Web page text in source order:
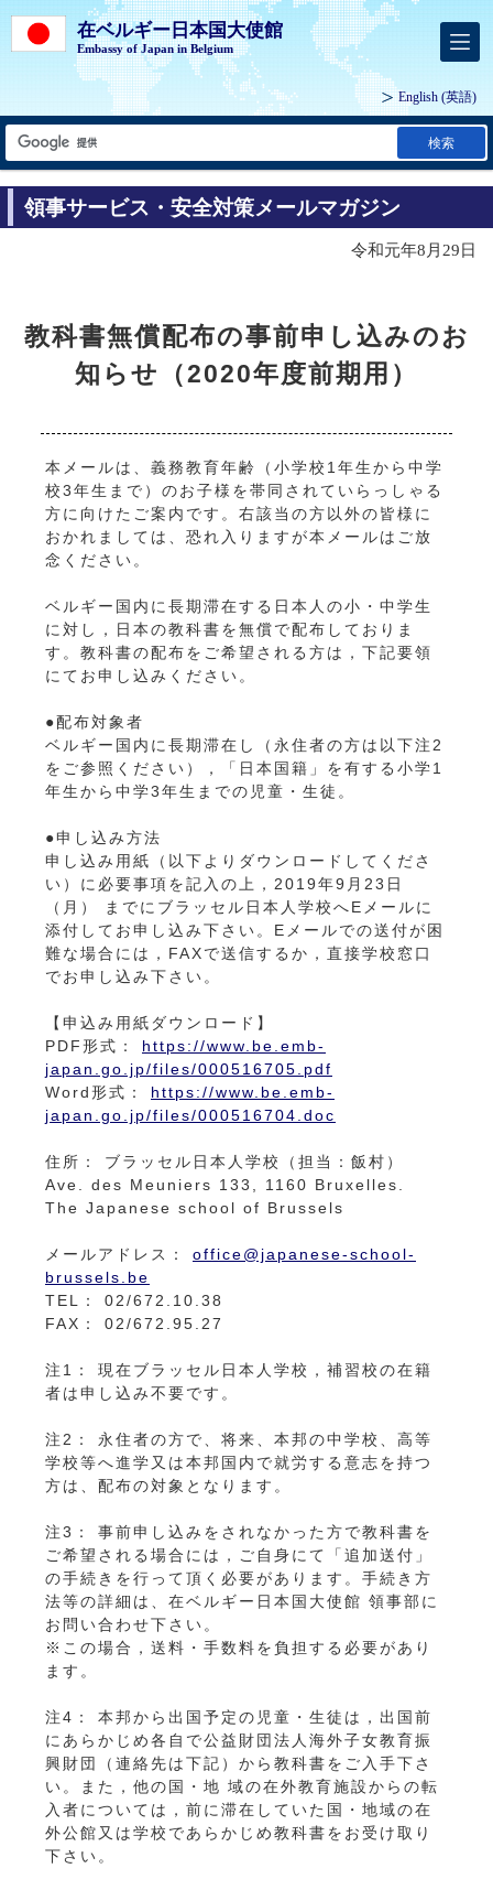
在ベルギー日本国大使館
Embassy of Japan in Belgium
English (英語)
検索
領事サービス・安全対策メールマガジン
令和元年8月29日
教科書無償配布の事前申し込みのお
知らせ（2020年度前期用）
本メールは、義務教育年齢（小学校1年生から中学
校3年生まで）のお子様を帯同されていらっしゃる
方に向けたご案内です。右該当の方以外の皆様に
おかれましては、恐れ入りますが本メールはご放
念ください。
ベルギー国内に長期滞在する日本人の小・中学生
に対し，日本の教科書を無償で配布しておりま
す。教科書の配布をご希望される方は，下記要領
にてお申し込みください。
●配布対象者
ベルギー国内に長期滞在し（永住者の方は以下注2
をご参照ください），「日本国籍」を有する小学1
年生から中学3年生までの児童・生徒。
●申し込み方法
申し込み用紙（以下よりダウンロードしてくださ
い）に必要事項を記入の上，2019年9月23日
（月） までにブラッセル日本人学校へEメールに
添付してお申し込み下さい。Eメールでの送付が困
難な場合には，FAXで送信するか，直接学校窓口
でお申し込み下さい。
【申込み用紙ダウンロード】
PDF形式： https://www.be.emb-
japan.go.jp/files/000516705.pdf
Word形式： https://www.be.emb-
japan.go.jp/files/000516704.doc
住所： ブラッセル日本人学校（担当：飯村）
Ave. des Meuniers 133, 1160 Bruxelles.
The Japanese school of Brussels
メールアドレス： office@japanese-school-
brussels.be
TEL： 02/672.10.38
FAX： 02/672.95.27
注1： 現在ブラッセル日本人学校，補習校の在籍
者は申し込み不要です。
注2： 永住者の方で、将来、本邦の中学校、高等
学校等へ進学又は本邦国内で就労する意志を持つ
方は、配布の対象となります。
注3： 事前申し込みをされなかった方で教科書を
ご希望される場合には，ご自身にて「追加送付」
の手続きを行って頂く必要があります。手続き方
法等の詳細は、在ベルギー日本国大使館 領事部に
お問い合わせ下さい。
※この場合，送料・手数料を負担する必要があり
ます。
注4： 本邦から出国予定の児童・生徒は，出国前
にあらかじめ各自で公益財団法人海外子女教育振
興財団（連絡先は下記）から教科書をご入手下さ
い。また，他の国・地 域の在外教育施設からの転
入者については，前に滞在していた国・地域の在
外公館又は学校であらかじめ教科書をお受け取り
下さい。